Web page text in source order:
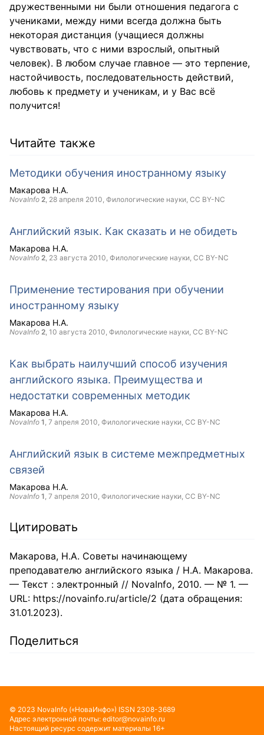
дружественными ни были отношения педагога с
учениками, между ними всегда должна быть
некоторая дистанция (учащиеся должны
чувствовать, что с ними взрослый, опытный
человек). В любом случае главное — это терпение,
настойчивость, последовательность действий,
любовь к предмету и ученикам, и у Вас всё
получится!
Читайте также
Методики обучения иностранному языку
Макарова Н.А.
NovaInfo 2, 28 апреля 2010, Филологические науки, CC BY-NC
Английский язык. Как сказать и не обидеть
Макарова Н.А.
NovaInfo 2, 23 августа 2010, Филологические науки, CC BY-NC
Применение тестирования при обучении
иностранному языку
Макарова Н.А.
NovaInfo 2, 10 августа 2010, Филологические науки, CC BY-NC
Как выбрать наилучший способ изучения
английского языка. Преимущества и
недостатки современных методик
Макарова Н.А.
NovaInfo 1, 7 апреля 2010, Филологические науки, CC BY-NC
Английский язык в системе межпредметных
связей
Макарова Н.А.
NovaInfo 1, 7 апреля 2010, Филологические науки, CC BY-NC
Цитировать
Макарова, Н.А. Советы начинающему
преподавателю английского языка / Н.А. Макарова.
— Текст : электронный // NovaInfo, 2010. — № 1. —
URL: https://novainfo.ru/article/2 (дата обращения:
31.01.2023).
Поделиться
© 2023 NovaInfo («НоваИнфо») ISSN 2308-3689
Адрес электронной почты: editor@novainfo.ru
Настоящий ресурс содержит материалы 16+